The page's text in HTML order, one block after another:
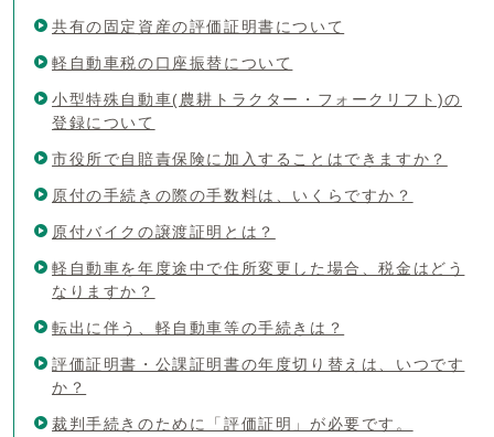
共有の固定資産の評価証明書について
軽自動車税の口座振替について
小型特殊自動車(農耕トラクター・フォークリフト)の
登録について
市役所で自賠責保険に加入することはできますか？
原付の手続きの際の手数料は、いくらですか？
原付バイクの譲渡証明とは？
軽自動車を年度途中で住所変更した場合、税金はどう
なりますか？
転出に伴う、軽自動車等の手続きは？
評価証明書・公課証明書の年度切り替えは、いつです
か？
裁判手続きのために「評価証明」が必要です。